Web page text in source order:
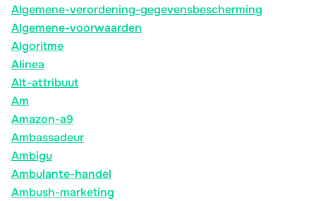
Algemene-verordening-gegevensbescherming
Algemene-voorwaarden
Algoritme
Alinea
Alt-attribuut
Am
Amazon-a9
Ambassadeur
Ambigu
Ambulante-handel
Ambush-marketing